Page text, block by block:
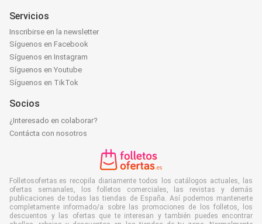
Servicios
Inscribirse en la newsletter
Síguenos en Facebook
Síguenos en Instagram
Síguenos en Youtube
Síguenos en TikTok
Socios
¿Interesado en colaborar?
Contácta con nosotros
Folletosofertas.es recopila diariamente todos los catálogos actuales, las
ofertas semanales, los folletos comerciales, las revistas y demás
publicaciones de todas las tiendas de España. Así podemos mantenerte
completamente informado/a sobre las promociones de los folletos, los
descuentos y las ofertas que te interesan y también puedes encontrar